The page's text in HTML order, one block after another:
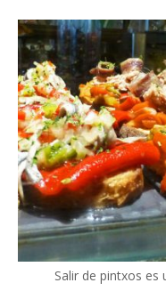
Salir de pintxos es